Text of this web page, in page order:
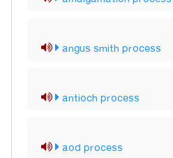
angus smith process
antioch process
aod process